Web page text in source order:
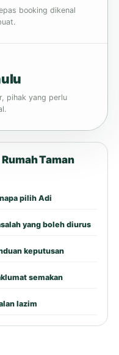
booking dikenal
pihak yang perlu
Taman
pilih Adi
yang boleh diurus
keputusan
semakan
lazim